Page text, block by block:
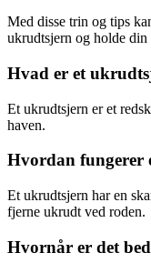
Med disse trin og tips
ukrudtsjern og holde
Hvad er et
Et ukrudtsjern er et
haven.
Hvordan fungerer
Et ukrudtsjern har en
fjerne ukrudt ved roden.
Hvornår er det